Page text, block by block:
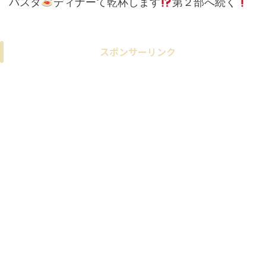
スポンサーリンク